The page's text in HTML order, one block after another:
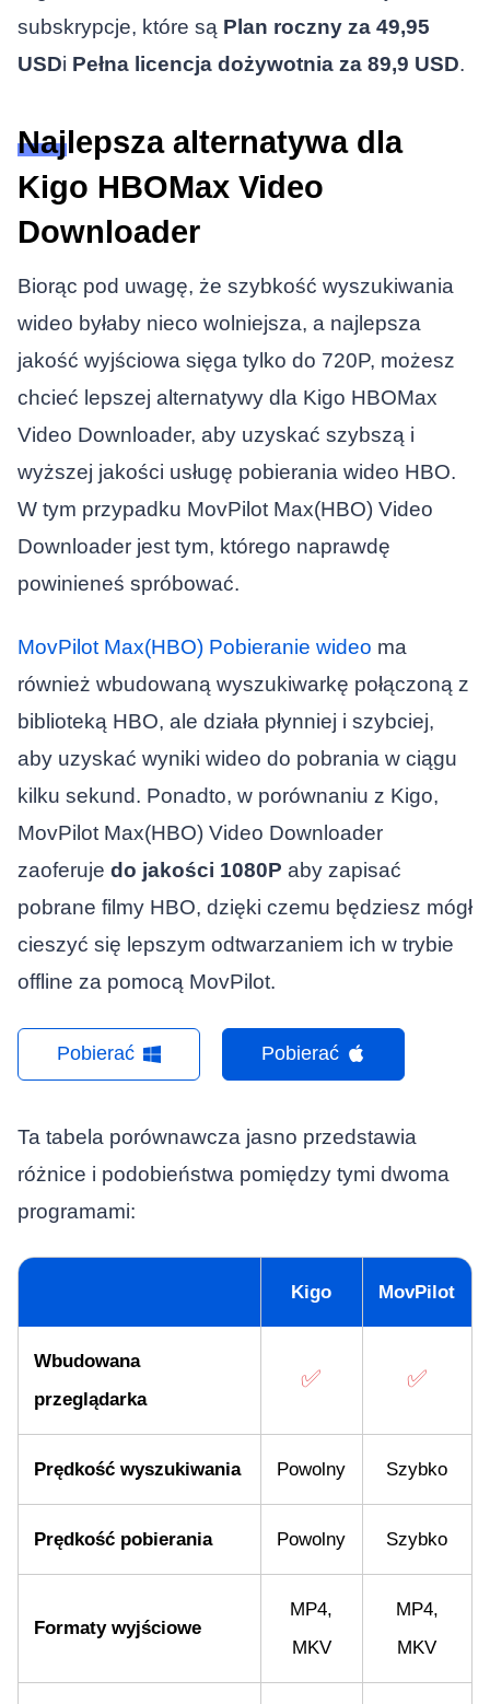
subskrypcje, które są Plan roczny za 49,95
USDi Pełna licencja dożywotnia za 89,9 USD.
Najlepsza alternatywa dla
Kigo HBOMax Video
Downloader
Biorąc pod uwagę, że szybkość wyszukiwania
wideo byłaby nieco wolniejsza, a najlepsza
jakość wyjściowa sięga tylko do 720P, możesz
chcieć lepszej alternatywy dla Kigo HBOMax
Video Downloader, aby uzyskać szybszą i
wyższej jakości usługę pobierania wideo HBO.
W tym przypadku MovPilot Max(HBO) Video
Downloader jest tym, którego naprawdę
powinieneś spróbować.
MovPilot Max(HBO) Pobieranie wideo ma
również wbudowaną wyszukiwarkę połączoną z
biblioteką HBO, ale działa płynniej i szybciej,
aby uzyskać wyniki wideo do pobrania w ciągu
kilku sekund. Ponadto, w porównaniu z Kigo,
MovPilot Max(HBO) Video Downloader
zaoferuje do jakości 1080P aby zapisać
pobrane filmy HBO, dzięki czemu będziesz mógł
cieszyć się lepszym odtwarzaniem ich w trybie
offline za pomocą MovPilot.
Pobierać Pobierać
Ta tabela porównawcza jasno przedstawia
różnice i podobieństwa pomiędzy tymi dwoma
programami:
Kigo MovPilot
Wbudowana
przeglądarka
✅ ✅
Prędkość wyszukiwania Powolny Szybko
Prędkość pobierania Powolny Szybko
Formaty wyjściowe
MP4,
MKV
MP4,
MKV